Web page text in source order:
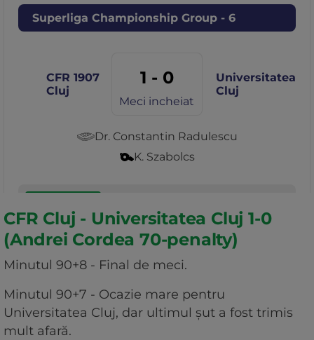
CFR Cluj - Universitatea Cluj 1-0
(Andrei Cordea 70-penalty)
Minutul 90+8 - Final de meci.
Minutul 90+7 - Ocazie mare pentru
Universitatea Cluj, dar ultimul șut a fost trimis
mult afară.